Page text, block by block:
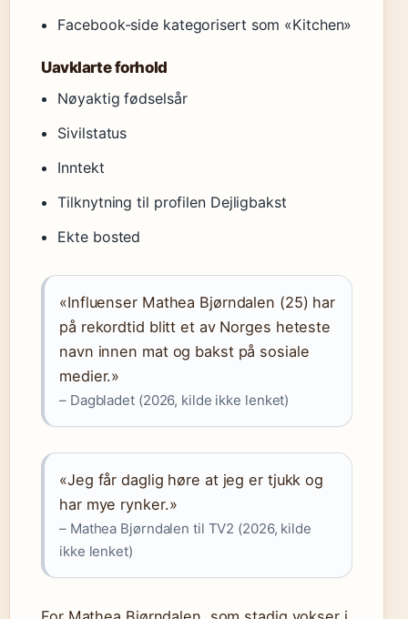
Facebook-side kategorisert som «Kitchen»
Uavklarte forhold
Nøyaktig fødselsår
Sivilstatus
Inntekt
Tilknytning til profilen Dejligbakst
Ekte bosted
«Influenser Mathea Bjørndalen (25) har
på rekordtid blitt et av Norges heteste
navn innen mat og bakst på sosiale
medier.»
– Dagbladet (2026, kilde ikke lenket)
«Jeg får daglig høre at jeg er tjukk og
har mye rynker.»
– Mathea Bjørndalen til TV2 (2026, kilde
ikke lenket)